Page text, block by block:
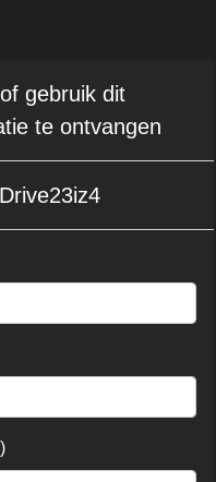
gebruik dit
te ontvangen